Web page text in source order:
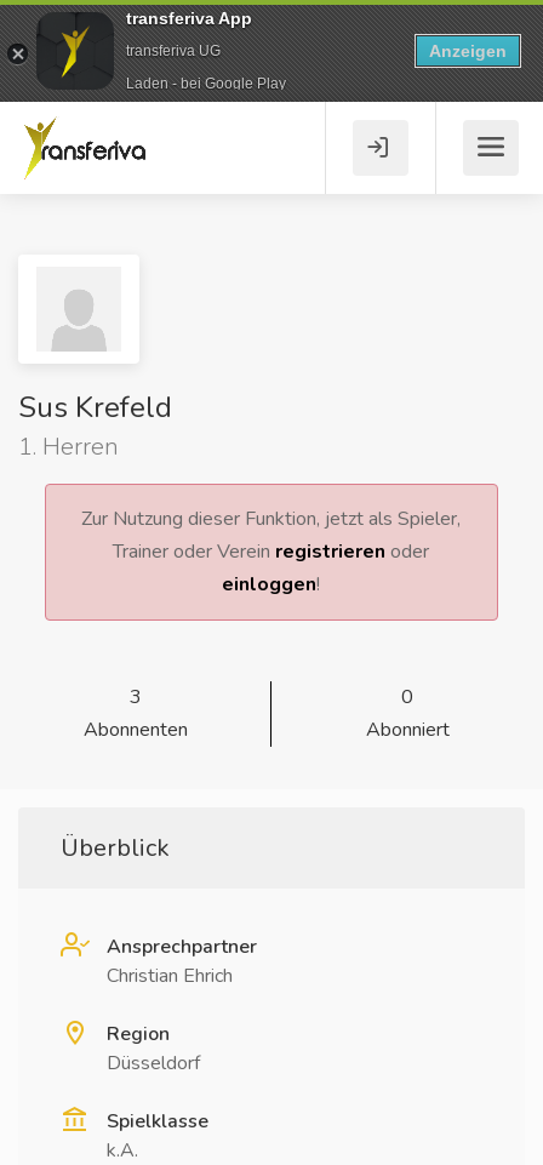
Sus Krefeld
1. Herren
Zur Nutzung dieser Funktion, jetzt als Spieler,
Trainer oder Verein registrieren oder
einloggen!
3
Abonnenten
0
Abonniert
Überblick
Ansprechpartner
Christian Ehrich
Region
Düsseldorf
Spielklasse
k.A.
transferiva App
transferiva UG
Laden - bei Google Play
Anzeigen